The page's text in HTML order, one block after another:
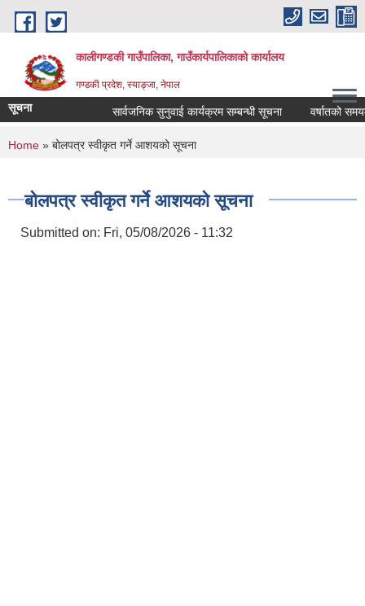
Skip to main content
कालीगण्डकी गाउँपालिका, गाउँकार्यपालिकाको कार्यालय
गण्डकी प्रदेश, स्याङ्जा, नेपाल
सूचना सार्वजनिक सुनुवाई कार्यक्रम सम्बन्धी सूचना वर्षातको
You are here
Home » बोलपत्र स्वीकृत गर्ने आशयको सूचना
बोलपत्र स्वीकृत गर्ने आशयको सूचना
Submitted on: Fri, 05/08/2026 - 11:32